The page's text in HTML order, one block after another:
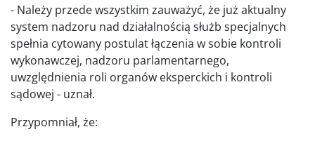
- Należy przede wszystkim zauważyć, że już aktualny
system nadzoru nad działalnością służb specjalnych
spełnia cytowany postulat łączenia w sobie kontroli
wykonawczej, nadzoru parlamentarnego,
uwzględnienia roli organów eksperckich i kontroli
sądowej - uznał.
Przypomniał, że: